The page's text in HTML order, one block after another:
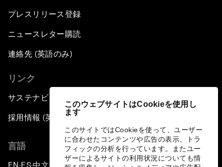
このウェブサイトはCookieを使用し
ます
このサイトではCookieを使って、ユーザー
に合わせたコンテンツや広告の表示、トラ
フィックの分析を行っています。またユー
ザーによるサイトの利用状況についても情
プレスリリース登録
ニュースレター購読
連絡先 (英語のみ)
リンク
サステナビリティへの取り組み
採用情報 (英語のみ)
言語
▪ ▪ ▪